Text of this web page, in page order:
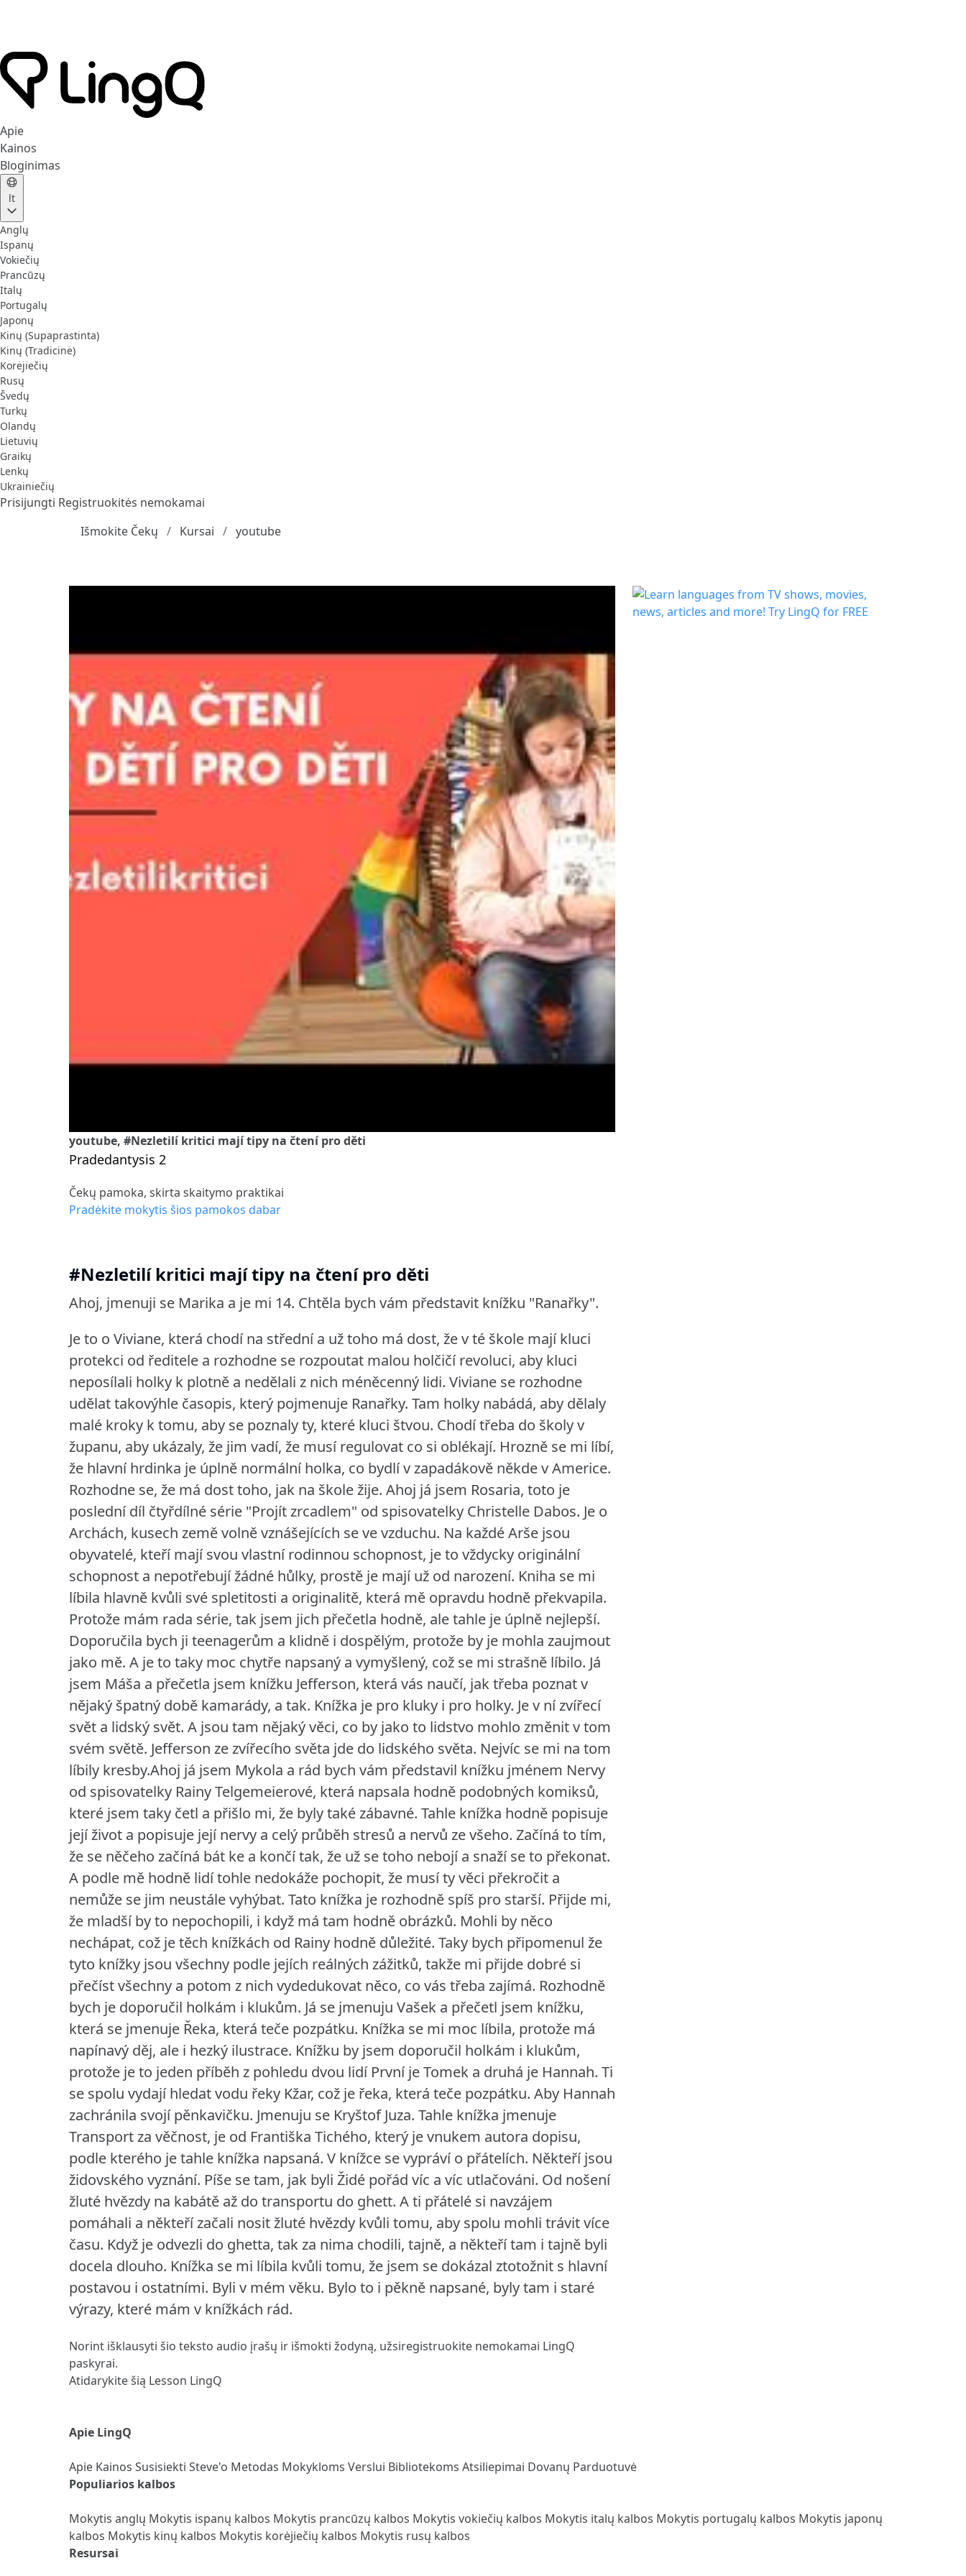
Apie
Kainos
Bloginimas
lt
Anglų
Ispanų
Vokiečių
Prancūzų
Italų
Portugalų
Japonų
Kinų (Supaprastinta)
Kinų (Tradicinė)
Korėjiečių
Rusų
Švedų
Turkų
Olandų
Lietuvių
Graikų
Lenkų
Ukrainiečių
Prisijungti Registruokitės nemokamai
Išmokite Čekų
Kursai youtube
youtube, #Nezletilí kritici mají tipy na čtení pro děti
Pradedantysis 2
Čekų pamoka, skirta skaitymo praktikai
Pradėkite mokytis šios pamokos dabar
#Nezletilí kritici mají tipy na čtení pro děti
Ahoj, jmenuji se Marika a je mi 14. Chtěla bych vám představit knížku "Ranařky".
Je to o Viviane, která chodí na střední a už toho má dost, že v té škole mají kluci
protekci od ředitele a rozhodne se rozpoutat malou holčičí revoluci, aby kluci
neposílali holky k plotně a nedělali z nich méněcenný lidi. Viviane se rozhodne
udělat takovýhle časopis, který pojmenuje Ranařky. Tam holky nabádá, aby dělaly
malé kroky k tomu, aby se poznaly ty, které kluci štvou. Chodí třeba do školy v
županu, aby ukázaly, že jim vadí, že musí regulovat co si oblékají. Hrozně se mi líbí,
že hlavní hrdinka je úplně normální holka, co bydlí v zapadákově někde v Americe.
Rozhodne se, že má dost toho, jak na škole žije. Ahoj já jsem Rosaria, toto je
poslední díl čtyřdílné série "Projít zrcadlem" od spisovatelky Christelle Dabos. Je o
Archách, kusech země volně vznášejících se ve vzduchu. Na každé Arše jsou
obyvatelé, kteří mají svou vlastní rodinnou schopnost, je to vždycky originální
schopnost a nepotřebují žádné hůlky, prostě je mají už od narození. Kniha se mi
líbila hlavně kvůli své spletitosti a originalitě, která mě opravdu hodně překvapila.
Protože mám rada série, tak jsem jich přečetla hodně, ale tahle je úplně nejlepší.
Doporučila bych ji teenagerům a klidně i dospělým, protože by je mohla zaujmout
jako mě. A je to taky moc chytře napsaný a vymyšlený, což se mi strašně líbilo. Já
jsem Máša a přečetla jsem knížku Jefferson, která vás naučí, jak třeba poznat v
nějaký špatný době kamarády, a tak. Knížka je pro kluky i pro holky. Je v ní zvířecí
svět a lidský svět. A jsou tam nějaký věci, co by jako to lidstvo mohlo změnit v tom
svém světě. Jefferson ze zvířecího světa jde do lidského světa. Nejvíc se mi na tom
líbily kresby.Ahoj já jsem Mykola a rád bych vám představil knížku jménem Nervy
od spisovatelky Rainy Telgemeierové, která napsala hodně podobných komiksů,
které jsem taky četl a přišlo mi, že byly také zábavné. Tahle knížka hodně popisuje
její život a popisuje její nervy a celý průběh stresů a nervů ze všeho. Začíná to tím,
že se něčeho začíná bát ke a končí tak, že už se toho nebojí a snaží se to překonat.
A podle mě hodně lidí tohle nedokáže pochopit, že musí ty věci překročit a
nemůže se jim neustále vyhýbat. Tato knížka je rozhodně spíš pro starší. Přijde mi,
že mladší by to nepochopili, i když má tam hodně obrázků. Mohli by něco
nechápat, což je těch knížkách od Rainy hodně důležité. Taky bych připomenul že
tyto knížky jsou všechny podle jejích reálných zážitků, takže mi přijde dobré si
přečíst všechny a potom z nich vydedukovat něco, co vás třeba zajímá. Rozhodně
bych je doporučil holkám i klukům. Já se jmenuju Vašek a přečetl jsem knížku,
která se jmenuje Řeka, která teče pozpátku. Knížka se mi moc líbila, protože má
napínavý děj, ale i hezký ilustrace. Knížku by jsem doporučil holkám i klukům,
protože je to jeden příběh z pohledu dvou lidí První je Tomek a druhá je Hannah. Ti
se spolu vydají hledat vodu řeky Kžar, což je řeka, která teče pozpátku. Aby Hannah
zachránila svojí pěnkavičku. Jmenuju se Kryštof Juza. Tahle knížka jmenuje
Transport za věčnost, je od Františka Tichého, který je vnukem autora dopisu,
podle kterého je tahle knížka napsaná. V knížce se vypráví o přátelích. Někteří jsou
židovského vyznání. Píše se tam, jak byli Židé pořád víc a víc utlačováni. Od nošení
žluté hvězdy na kabátě až do transportu do ghett. A ti přátelé si navzájem
pomáhali a někteří začali nosit žluté hvězdy kvůli tomu, aby spolu mohli trávit více
času. Když je odvezli do ghetta, tak za nima chodili, tajně, a někteří tam i tajně byli
docela dlouho. Knížka se mi líbila kvůli tomu, že jsem se dokázal ztotožnit s hlavní
postavou i ostatními. Byli v mém věku. Bylo to i pěkně napsané, byly tam i staré
výrazy, které mám v knížkách rád.
Norint išklausyti šio teksto audio įrašų ir išmokti žodyną, užsiregistruokite nemokamai LingQ
paskyrai.
Atidarykite šią Lesson LingQ
Apie LingQ
Apie Kainos Susisiekti Steve'o Metodas Mokykloms Verslui Bibliotekoms Atsiliepimai Dovanų Parduotuvė
Populiarios kalbos
Mokytis anglų Mokytis ispanų kalbos Mokytis prancūzų kalbos Mokytis vokiečių kalbos Mokytis italų kalbos Mokytis portugalų kalbos Mokytis japonų
kalbos Mokytis kinų kalbos Mokytis korėjiečių kalbos Mokytis rusų kalbos
Resursai